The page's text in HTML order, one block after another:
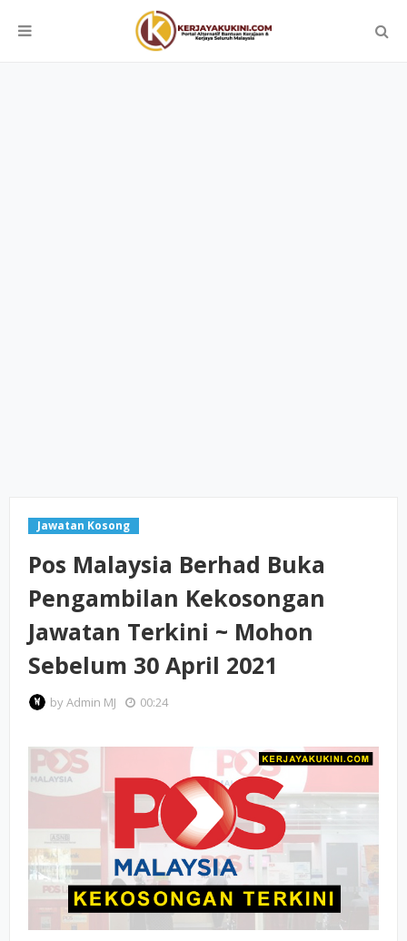
Jawatan Kosong
Pos Malaysia Berhad Buka
Pengambilan Kekosongan
Jawatan Terkini ~ Mohon
Sebelum 30 April 2021
byAdmin MJ 00:24